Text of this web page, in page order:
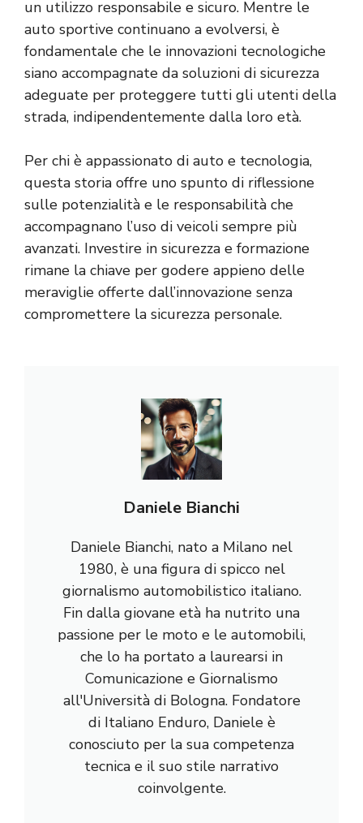
un utilizzo responsabile e sicuro. Mentre le
auto sportive continuano a evolversi, è
fondamentale che le innovazioni tecnologiche
siano accompagnate da soluzioni di sicurezza
adeguate per proteggere tutti gli utenti della
strada, indipendentemente dalla loro età.
Per chi è appassionato di auto e tecnologia,
questa storia offre uno spunto di riflessione
sulle potenzialità e le responsabilità che
accompagnano l’uso di veicoli sempre più
avanzati. Investire in sicurezza e formazione
rimane la chiave per godere appieno delle
meraviglie offerte dall’innovazione senza
compromettere la sicurezza personale.
Daniele Bianchi
Daniele Bianchi, nato a Milano nel
1980, è una figura di spicco nel
giornalismo automobilistico italiano.
Fin dalla giovane età ha nutrito una
passione per le moto e le automobili,
che lo ha portato a laurearsi in
Comunicazione e Giornalismo
all'Università di Bologna. Fondatore
di Italiano Enduro, Daniele è
conosciuto per la sua competenza
tecnica e il suo stile narrativo
coinvolgente.